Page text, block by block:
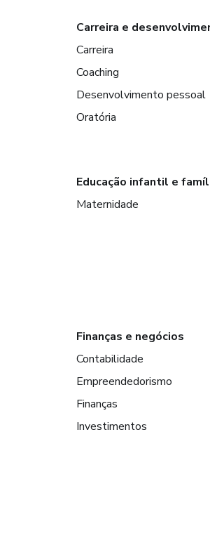
Carreira e
Carreira
Coaching
Desenvolvimento pessoal
Oratória
Educação infantil e
Maternidade
Finanças e negócios
Contabilidade
Empreendedorismo
Finanças
Investimentos